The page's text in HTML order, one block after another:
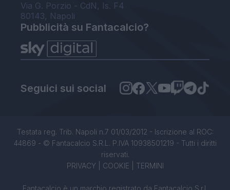
Via G. Porzio - CdN, Is. F4
80143, Napoli
Pubblicità su Fantacalcio?
Seguici sui social
Testata reg. Trib. Napoli n.7 01/03/2012 - Iscrizione al ROC:
44869 - © Fantacalcio S.R.L. P.IVA 10938501219 - Tutti i diritti
riservati.
PRIVACY| COOKIE TERMINI
Fantacalcio è un marchio registrato da Fantacalcio S.r.l.